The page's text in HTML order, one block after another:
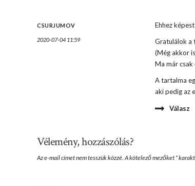
CSURJUMOV
2020-07-04 11:59
Ehhez
Gratulálok a
(Még akkor
Ma már csak
A tartalma
aki pedig az
Válasz
Vélemény, hozzászólás?
Az e-mail címet nem tesszük közzé. A kötelező mezőket *